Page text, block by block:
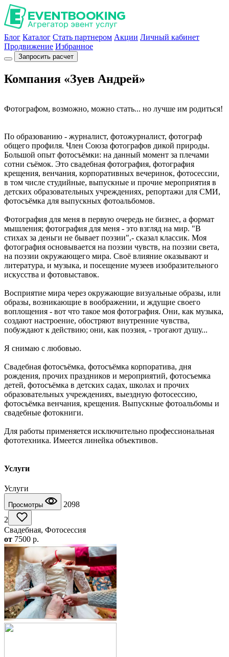
Блог Каталог Стать партнером Акции Личный кабинет
Продвижение Избранное
Запросить расчет
Компания «Зуев Андрей»
Фотографом, возможно, можно стать... но лучше им родиться!
По образованию - журналист, фотожурналист, фотограф
общего профиля. Член Союза фотографов дикой природы.
Большой опыт фотосъёмки: на данный момент за плечами
сотни съёмок. Это свадебная фотография, фотография
крещения, венчания, корпоративных вечеринок, фотосессии,
в том числе студийные, выпускные и прочие мероприятия в
детских образовательных учреждениях, репортажи для СМИ,
фотосъёмка для выпускных фотоальбомов.
Фотография для меня в первую очередь не бизнес, а формат
мышления; фотография для меня - это взгляд на мир. "В
стихах за деньги не бывает поэзии",- сказал классик. Моя
фотография основывается на поэзии чувств, на поэзии света,
на поэзии окружающего мира. Своё влияние оказывают и
литература, и музыка, и посещение музеев изобразительного
искусства и фотовыставок.
Восприятие мира через окружающие визуальные образы, или
образы, возникающие в воображении, и ждущие своего
воплощения - вот что такое моя фотография. Они, как музыка,
создают настроение, обостряют внутренние чувства,
побуждают к действию; они, как поэзия, - трогают душу...
Я снимаю с любовью.
Свадебная фотосъёмка, фотосъёмка корпоратива, дня
рождения, прочих праздников и мероприятий, фотосъемка
детей, фотосъёмка в детских садах, школах и прочих
образовательных учреждениях, выездную фотосессию,
фотосъёмка венчания, крещения. Выпускные фотоальбомы и
свадебные фотокниги.
Для работы применяется исключительно профессиональная
фототехника. Имеется линейка объективов.
Услуги
Услуги
Просмотры
2098
2
Свадебная, Фотосессия
от 7500 p.